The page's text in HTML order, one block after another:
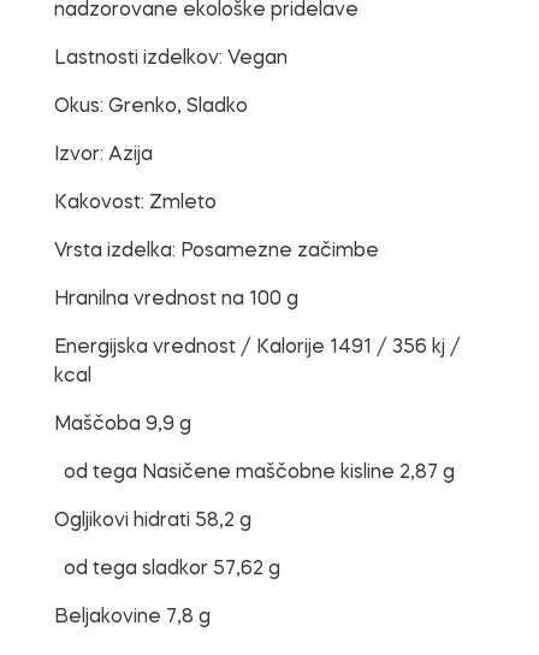
nadzorovane ekološke pridelave
Lastnosti izdelkov: Vegan
Okus: Grenko, Sladko
Izvor: Azija
Kakovost: Zmleto
Vrsta izdelka: Posamezne začimbe
Hranilna vrednost na 100 g
Energijska vrednost / Kalorije 1491 / 356 kj /
kcal
Maščoba 9,9 g
od tega Nasičene maščobne kisline 2,87 g
Ogljikovi hidrati 58,2 g
od tega sladkor 57,62 g
Beljakovine 7,8 g